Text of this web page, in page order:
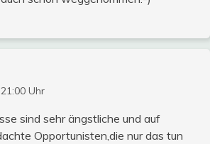
Uhr
sind sehr ängstliche und auf
Opportunisten,die nur das tun